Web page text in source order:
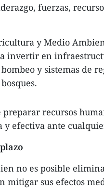
fuerzas,
y Medio
invertir en
y sistemas de
recursos
y efectiva ante
no es posible
mitigar sus efectos